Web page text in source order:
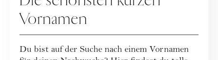
Vornamen
Du bist auf der Suche nach einem Vornamen